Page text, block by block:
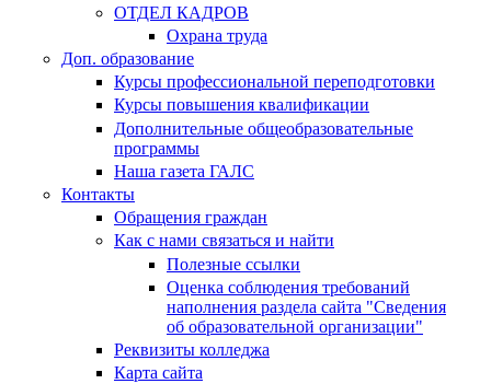
ОТДЕЛ КАДРОВ
Охрана труда
Доп. образование
Курсы профессиональной переподготовки
Курсы повышения квалификации
Дополнительные общеобразовательные
программы
Наша газета ГАЛС
Контакты
Обращения граждан
Как с нами связаться и найти
Полезные ссылки
Оценка соблюдения требований
наполнения раздела сайта "Сведения
об образовательной организации"
Реквизиты колледжа
Карта сайта